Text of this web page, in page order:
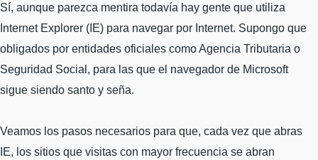
Sí, aunque parezca mentira todavía hay gente que utiliza
Internet Explorer (IE) para navegar por Internet. Supongo que
obligados por entidades oficiales como Agencia Tributaria o
Seguridad Social, para las que el navegador de Microsoft
sigue siendo santo y seña.
Veamos los pasos necesarios para que, cada vez que abras
IE, los sitios que visitas con mayor frecuencia se abran